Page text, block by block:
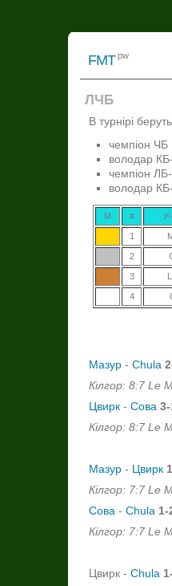
FMTpw
ЛЧБ
В турнірі
чемпіон ЧБ
володар
чемпіон
володар
М #
1
2
3
4
Мазур - Chula
Кілгор: 8:7 Le
Цвирк - Сова
Кілгор: 8:7 Le
Мазур - Цвирк
Кілгор: 7:7 Le
Сова - Chula 1-
Кілгор: 7:7 Le
Цвирк - Chula